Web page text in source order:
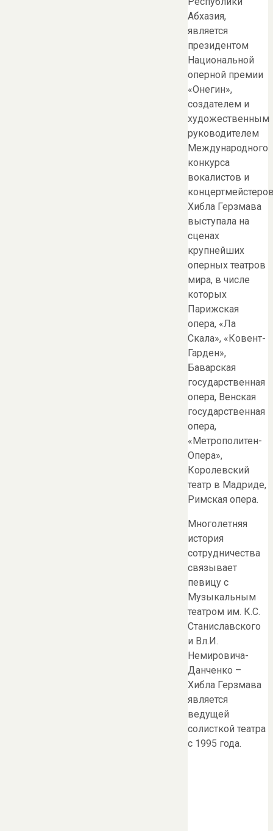
Абхазия,
является
президентом
Национальной
оперной премии
«Онегин»,
создателем и
художественным
руководителем
Международного
конкурса
вокалистов и
Хибла Герзмава
выступала на
сценах
крупнейших
оперных театров
мира, в числе
которых
Парижская
опера, «Ла
Скала», «Ковент-
Гарден»,
Баварская
государственная
опера, Венская
государственная
опера,
«Метрополитен-
Опера»,
Королевский
театр в Мадриде,
Римская опера.
Многолетняя
история
сотрудничества
связывает
певицу с
Музыкальным
театром им. К.С.
Станиславского
и Вл.И.
Немировича-
Данченко –
Хибла Герзмава
является
ведущей
солисткой театра
с 1995 года.